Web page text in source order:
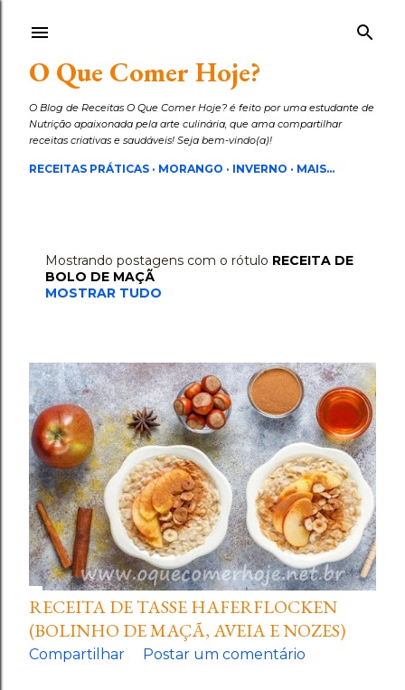
O Que Comer Hoje?
O Blog de Receitas O Que Comer Hoje? é feito por uma estudante de
Nutrição apaixonada pela arte culinária, que ama compartilhar
receitas criativas e saudáveis! Seja bem-vindo(a)!
RECEITAS PRÁTICAS MORANGO INVERNO MAIS…
a
g
e
n
s
Mostrando postagens com o rótulo RECEITA DE
BOLO DE MAÇÃ
MOSTRAR TUDO
RECEITA DE TASSE HAFERFLOCKEN
(BOLINHO DE MAÇÃ, AVEIA E NOZES)
Compartilhar Postar um comentário